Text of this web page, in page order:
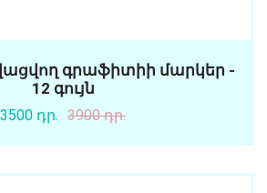
գրաֆիտիի մարկեր -
12 գույն
3500 դր. 3900 դր.